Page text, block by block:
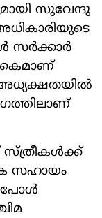
സുവേന്ദു
സര്‍ക്കാര്‍
അധ്യക്ഷതയില്‍
സ്ത്രീകള്‍ക്ക്
സഹായം
പോള്‍